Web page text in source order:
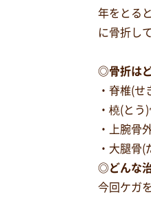
年をとる
に骨折し
◎骨折は
・脊椎(
・橈(とう
・上腕骨
・大腿骨(
◎どんな
今回ケガ